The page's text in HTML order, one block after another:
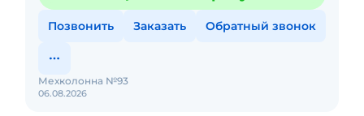
Позвонить Заказать Обратный звонок
06.08.2026
Мехколонна №93